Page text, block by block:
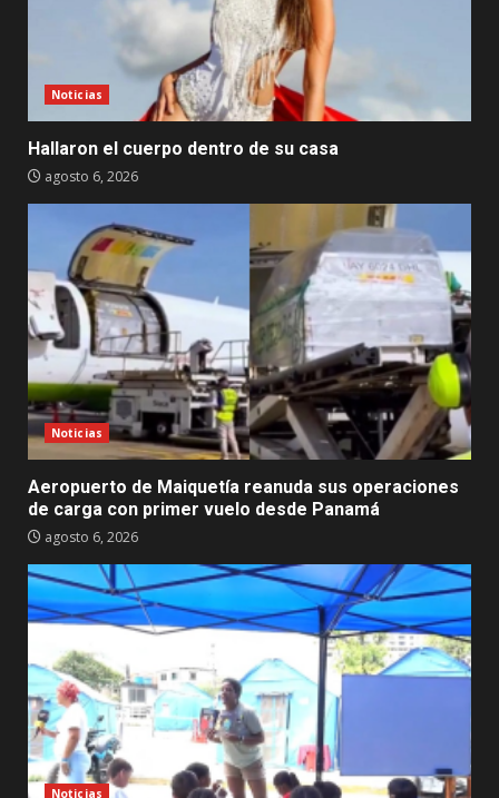
Noticias
Hallaron el cuerpo dentro de su casa
agosto 6, 2026
Noticias
Aeropuerto de Maiquetía reanuda sus operaciones
de carga con primer vuelo desde Panamá
agosto 6, 2026
Noticias